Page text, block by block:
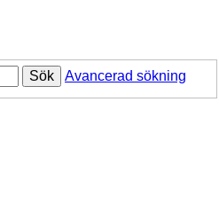
Sök
Avancerad sökning